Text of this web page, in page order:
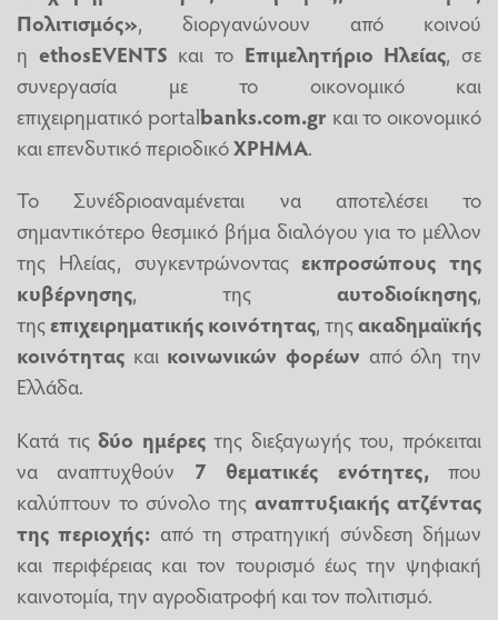
Πολιτισμός», διοργανώνουν από κοινού
η ethosEVENTS και το Επιμελητήριο Ηλείας, σε
συνεργασία με το οικονομικό και
επιχειρηματικόportalbanks.com.gr και το οικονομικό
και επενδυτικό περιοδικόΧΡΗΜΑ.
Το Συνέδριοαναμένεται να αποτελέσει το
σημαντικότερο θεσμικό βήμα διαλόγου για το μέλλον
της Ηλείας, συγκεντρώνονταςεκπροσώπους της
κυβέρνησης, της αυτοδιοίκησης,
τηςεπιχειρηματικής κοινότητας, τηςακαδημαϊκής
κοινότητας και κοινωνικών φορέων από όλη την
Ελλάδα.
Κατά τιςδύο ημέρεςτης διεξαγωγής του, πρόκειται
να αναπτυχθούν 7 θεματικές ενότητες, που
καλύπτουν το σύνολο της αναπτυξιακής ατζέντας
της περιοχής: από τη στρατηγική σύνδεση δήμων
και περιφέρειας και τον τουρισμό έως την ψηφιακή
καινοτομία, την αγροδιατροφή και τον πολιτισμό.